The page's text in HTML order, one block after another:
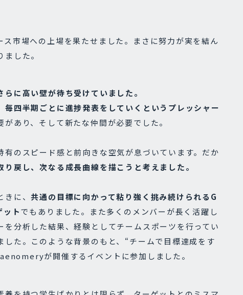
市場への上場を果たせました。まさに努力が実を結ん
した。
に高い壁が待ち受けていました。
四半期ごとに進捗発表をしていくというプレッシャー
あり、そして新たな仲間が必要でした。
のスピード感と前向きな空気が息づいています。だか
戻し、次なる成長曲線を描こうと考えました。
きに、共通の目標に向かって粘り強く挑み続けられるG
トでもありました。また多くのメンバーが長く活躍し
分析した結果、経験としてチームスポーツを行ってい
た。このような背景のもと、“チームで目標達成をす
が開催するイベントに参加しました。